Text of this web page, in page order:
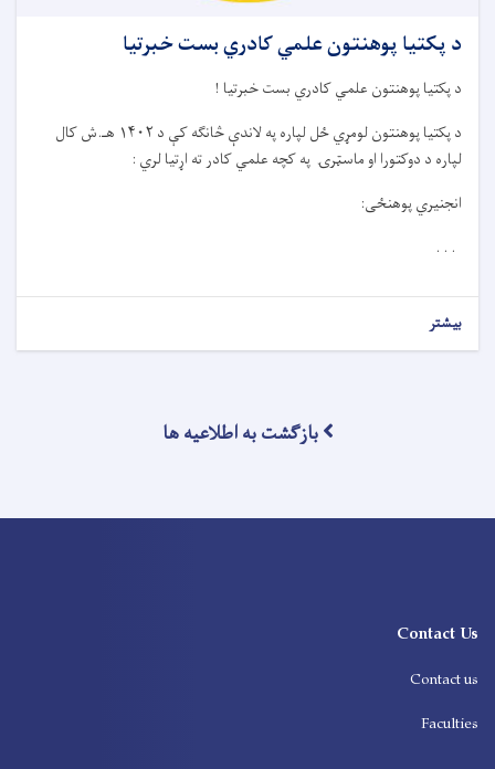
د پکتیا پوهنتون علمي کادري بست خبرتیا
د پکتیا پوهنتون علمي کادري بست خبرتیا !
د پکتیا پوهنتون لومړي ځل لپاره په لاندې څانګه کې د ۱۴۰۲ هـ.ش کال
لپاره د دوکتورا او ماسټرۍ په کچه علمي کادر ته اړتیا لري :
انجنیري پوهنځی:
. . .
بیشتر
بازگشت به اطلاعیه ها
Contact Us
Contact us
Faculties